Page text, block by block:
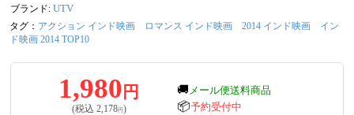
ブランド: UTV
タグ： アクション インド映画 ロマンス インド映画 2014 インド映画
イン
ド映画 2014 TOP10
1,980 円
(税込 2,178円)
🚚 メール便送料商品
📦予約受付中